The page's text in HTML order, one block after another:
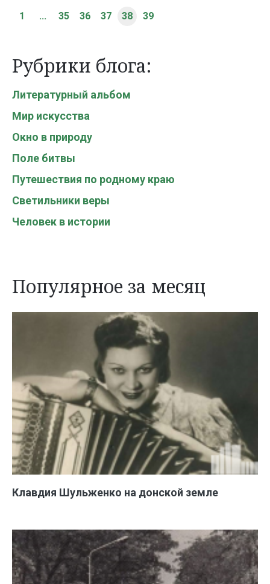
1 ... 35 36 37 38 39
Рубрики блога:
Литературный альбом
Мир искусства
Окно в природу
Поле битвы
Путешествия по родному краю
Светильники веры
Человек в истории
Популярное за месяц
Клавдия Шульженко на донской земле